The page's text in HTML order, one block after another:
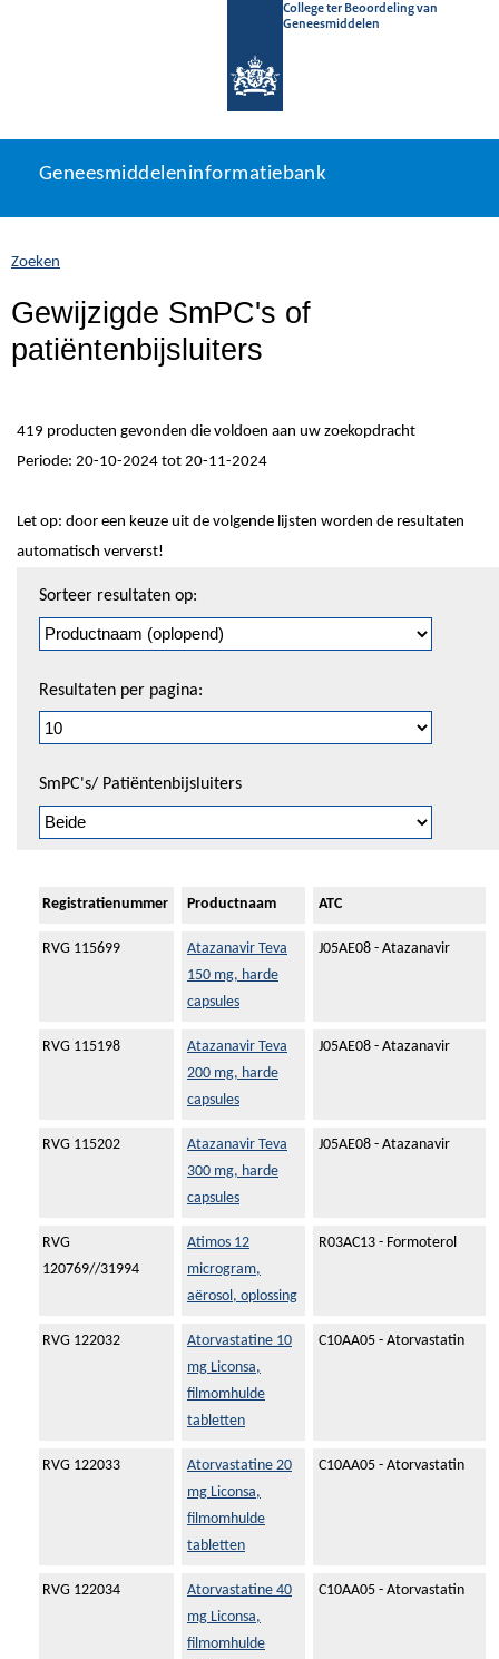
College ter Beoordeling van
Geneesmiddelen
naar
Geneesmiddeleninformatiebank
U
zich
hier:
Geneesmiddeleninformatiebank
Zoeken
Gewijzigde SmPC's of
patiëntenbijsluiters
419 producten gevonden die voldoen aan uw zoekopdracht
Periode: 20-10-2024 tot 20-11-2024
Let op: door een keuze uit de volgende lijsten worden de resultaten
automatisch ververst!
pagineren
Sorteer resultaten op:
Resultaten per pagina:
SmPC's/ Patiëntenbijsluiters
Registratienummer Productnaam ATC
RVG 115699
Atazanavir Teva
150 mg, harde
capsules
J05AE08 - Atazanavir
RVG 115198
Atazanavir Teva
200 mg, harde
capsules
J05AE08 - Atazanavir
RVG 115202
Atazanavir Teva
300 mg, harde
capsules
J05AE08 - Atazanavir
RVG
120769//31994
Atimos 12
microgram,
aërosol, oplossing
R03AC13 - Formoterol
RVG 122032
Atorvastatine 10
mg Liconsa,
filmomhulde
tabletten
C10AA05 - Atorvastatin
RVG 122033
Atorvastatine 20
mg Liconsa,
filmomhulde
tabletten
C10AA05 - Atorvastatin
RVG 122034
Atorvastatine 40
mg Liconsa,
filmomhulde
C10AA05 - Atorvastatin